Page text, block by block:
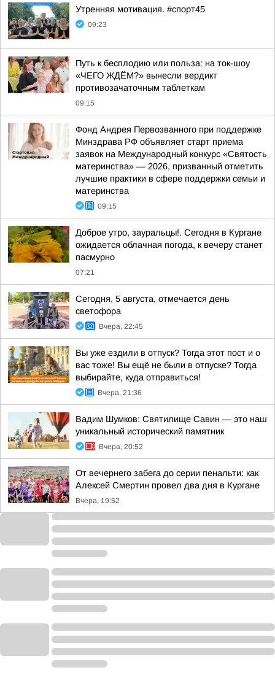
Утренняя мотивация. #спорт45
09:23
Путь к бесплодию или польза: на ток-шоу
«ЧЕГО ЖДЁМ?» вынесли вердикт
противозачаточным таблеткам
09:15
Фонд Андрея Первозванного при поддержке
Минздрава РФ объявляет старт приема
заявок на Международный конкурс «Святость
материнства» — 2026, призванный отметить
лучшие практики в сфере поддержки семьи и
материнства
09:15
Доброе утро, зауральцы!. Сегодня в Кургане
ожидается облачная погода, к вечеру станет
пасмурно
07:21
Сегодня, 5 августа, отмечается день
светофора
Вчера, 22:45
Вы уже ездили в отпуск? Тогда этот пост и о
вас тоже! Вы ещё не были в отпуске? Тогда
выбирайте, куда отправиться!
Вчера, 21:36
Вадим Шумков: Святилище Савин — это наш
уникальный исторический памятник
Вчера, 20:52
От вечернего забега до серии пенальти: как
Алексей Смертин провел два дня в Кургане
Вчера, 19:52